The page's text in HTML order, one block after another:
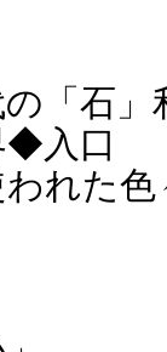
「石」
◆入口
われた